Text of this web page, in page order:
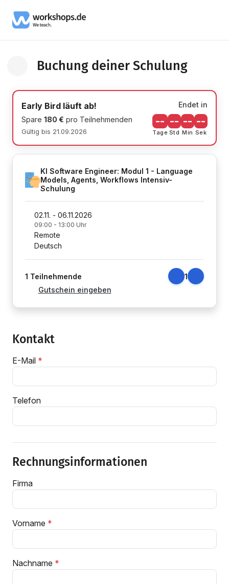
Zurück zur Schulung Informationsseite
Buchung deiner Schulung
Kontakt
E-Mail
Telefon
Rechnungsinformationen
Firma
Vorname
Nachname
Early Bird läuft ab!
Spare 180 € pro Teilnehmenden
Gültig bis 21.09.2026
Endet in
--
Tage
--
Std
--
Min
--
Sek
KI Software Engineer: Modul 1 - Language
Models, Agents, Workflows Intensiv-
Schulung
02.11. - 06.11.2026
09:00 - 13:00 Uhr
Remote
Deutsch
1 Teilnehmende
1
Gutschein eingeben